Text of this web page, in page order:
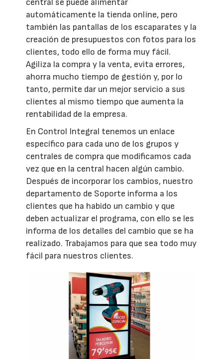
central se puede alimentar
automáticamente la tienda online, pero
también las pantallas de los escaparates y la
creación de presupuestos con fotos para los
clientes, todo ello de forma muy fácil.
Agiliza la compra y la venta, evita errores,
ahorra mucho tiempo de gestión y, por lo
tanto, permite dar un mejor servicio a sus
clientes al mismo tiempo que aumenta la
rentabilidad de la empresa.
En Control Integral tenemos un enlace
específico para cada uno de los grupos y
centrales de compra que modificamos cada
vez que en la central hacen algún cambio.
Después de incorporar los cambios, nuestro
departamento de Soporte informa a los
clientes que ha habido un cambio y que
deben actualizar el programa, con ello se les
informa de los detalles del cambio que se ha
realizado. Trabajamos para que sea todo muy
fácil para nuestros clientes.